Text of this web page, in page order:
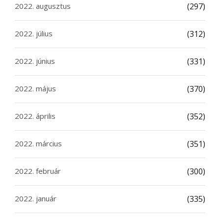
2022. augusztus (297)
2022. július (312)
2022. június (331)
2022. május (370)
2022. április (352)
2022. március (351)
2022. február (300)
2022. január (335)